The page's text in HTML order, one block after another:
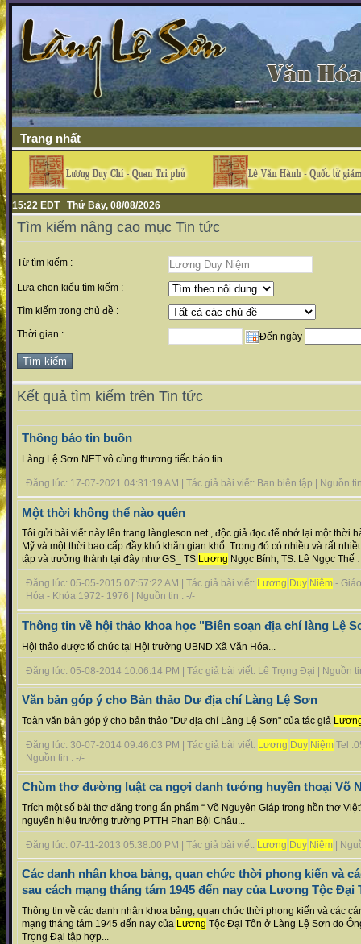
Trang nhất
15:22 EDT Thứ Bảy, 08/08/2026
Tìm kiếm nâng cao mục Tin tức
Từ tìm kiếm :
Lựa chọn kiểu tìm kiếm :
Tìm kiếm trong chủ đề :
Thời gian : Đến ngày
Kết quả tìm kiếm trên Tin tức
Thông báo tin buồn
Làng Lệ Sơn.NET vô cùng thương tiếc báo tin...
Đăng lúc: 17-07-2021 04:31:19 AM | Tác giả bài viết: Ban biên tập | Nguồn
Một thời không thể nào quên
Tôi gửi bài viết này lên trang làngleson.net , độc giả đọc để nhớ lại một thời
Mỹ và một thời bao cấp đầy khó khăn gian khổ. Trong đó có nhiều và rất
tập và trưởng thành tại đây như GS_ TS Lương Ngọc Bính, TS. Lê Ngọc Thế
Đăng lúc: 05-05-2015 07:57:22 AM | Tác giả bài viết: Lương Duy Niệm -
Hóa - Khóa 1972- 1976 | Nguồn tin : -/-
Thông tin về hội thảo khoa học "Biên soạn địa chí làng Lệ
Hội thảo được tổ chức tại Hội trường UBND Xã Văn Hóa...
Đăng lúc: 05-08-2014 10:06:14 PM | Tác giả bài viết: Lê Trọng Đại | Nguồn
Văn bản góp ý cho Bản thảo Dư địa chí Làng Lệ Sơn
Toàn văn bản góp ý cho bản thảo "Dư địa chí Làng Lệ Sơn" của tác giả
Đăng lúc: 30-07-2014 09:46:03 PM | Tác giả bài viết: Lương Duy Niệm Tel
Nguồn tin : -/-
Chùm thơ đường luật ca ngợi danh tướng huyền thoại Võ
Trích một số bài thơ đăng trong ấn phẩm “ Võ Nguyên Giáp trong hồn thơ
nguyên hiệu trưởng trường PTTH Phan Bội Châu...
Đăng lúc: 07-11-2013 05:38:00 PM | Tác giả bài viết: Lương Duy Niệm |
Các danh nhân khoa bảng, quan chức thời phong kiến và
sau cách mạng tháng tám 1945 đến nay của Lương Tộc Đại
Thông tin về các danh nhân khoa bảng, quan chức thời phong kiến và các
mạng tháng tám 1945 đến nay của Lương Tộc Đại Tôn ở Làng Lệ Sơn do
Trọng Đại tập hợp...